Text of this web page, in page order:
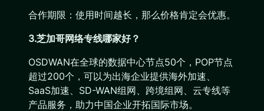
合作期限：使用时间越长，那么价格肯定会优惠。
3.芝加哥网络专线哪家好？
OSDWAN在全球的数据中心节点50个，POP节点
超过200个，可以为出海企业提供海外加速、
SaaS加速、SD-WAN组网、跨境组网、云专线等
产品服务，助力中国企业开拓国际市场。